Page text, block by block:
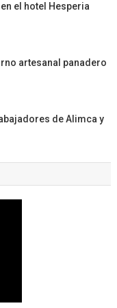
el hotel Hesperia
artesanal panadero
de Alimca y